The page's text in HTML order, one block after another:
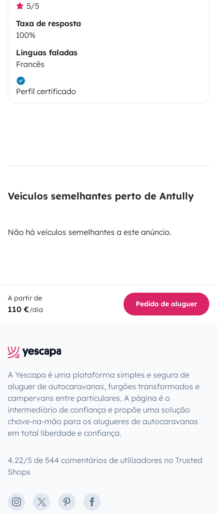
5/5
Taxa de resposta
100%
Línguas faladas
Francês
Perfil certificado
Veículos semelhantes perto de Antully
Não há veículos semelhantes a este anúncio.
A partir de
110 €/dia
Pedido de aluguer
A Yescapa é uma plataforma simples e segura de
aluguer de autocaravanas, furgões transformados e
campervans entre particulares. A página é o
intermediário de confiança e propõe uma solução
chave-na-mão para os alugueres de autocaravanas
em total liberdade e confiança.
4.22/5 de 544 comentários de utilizadores no Trusted
Shops
Instagram
X PinterestFacebook